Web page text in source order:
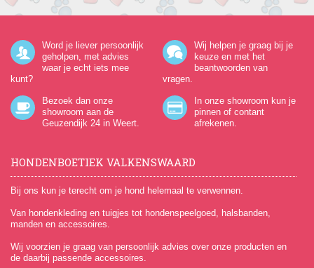
Word je liever persoonlijk
geholpen, met advies
waar je echt iets mee
kunt?
Wij helpen je graag bij je
keuze en met het
beantwoorden van
vragen.
Bezoek dan onze
showroom aan de
Geuzendijk 24 in Weert.
In onze showroom kun je
pinnen of contant
afrekenen.
HONDENBOETIEK VALKENSWAARD
Bij ons kun je terecht om je hond helemaal te verwennen.
Van hondenkleding en tuigjes tot hondenspeelgoed, halsbanden,
manden en accessoires.
Wij voorzien je graag van persoonlijk advies over onze producten en
de daarbij passende accessoires.